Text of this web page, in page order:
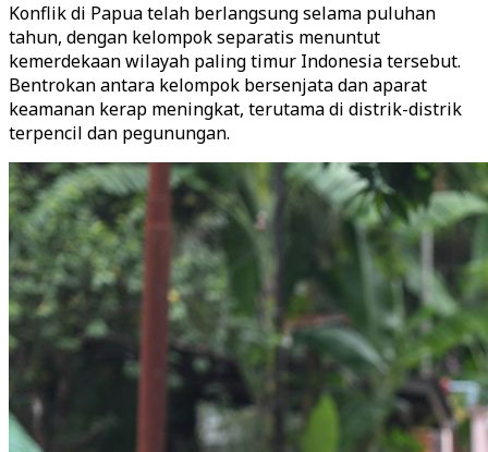
Konflik di Papua telah berlangsung selama puluhan
tahun, dengan kelompok separatis menuntut
kemerdekaan wilayah paling timur Indonesia tersebut.
Bentrokan antara kelompok bersenjata dan aparat
keamanan kerap meningkat, terutama di distrik-distrik
terpencil dan pegunungan.